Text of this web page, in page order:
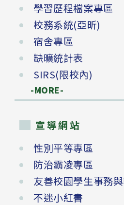
學習歷程檔案專區
校務系統(亞昕)
宿舍專區
缺曠統計表
SIRS(限校內)
-MORE-
宣導網站
性別平等專區
防治霸凌專區
友善校園學生事務
不迷小紅書